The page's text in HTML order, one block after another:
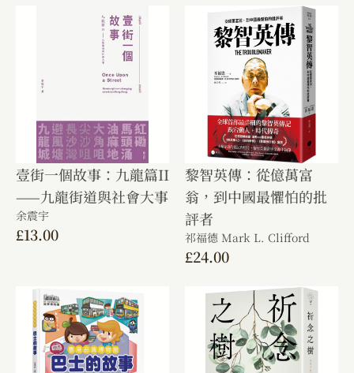
壹街一個故事：九龍篇II
——九龍街道與社會大事
余震宇
£13.00
黎智英傳：從億萬富
翁，到中國最懼怕的批
評者
祁福德 Mark L. Clifford
£24.00